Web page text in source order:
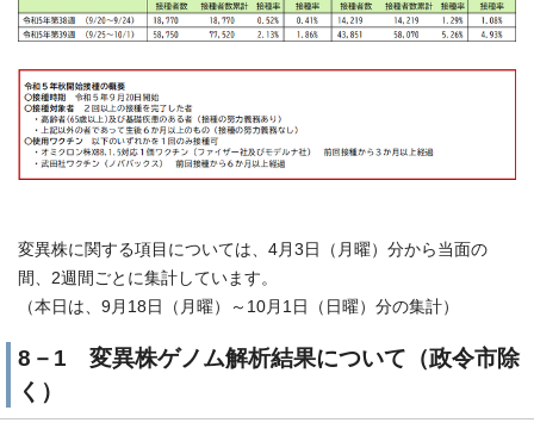
変異株に関する項目については、4月3日（月曜）分から当面の
間、2週間ごとに集計しています。
（本日は、9月18日（月曜）～10月1日（日曜）分の集計）
8－1 変異株ゲノム解析結果について（政令市除
く）